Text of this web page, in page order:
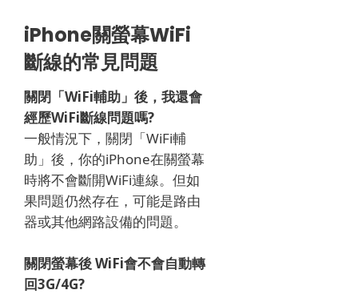
iPhone關螢幕WiFi
斷線的常見問題
關閉「WiFi輔助」後，我還會
經歷WiFi斷線問題嗎?
一般情況下，關閉「WiFi輔
助」後，你的iPhone在關螢幕
時將不會斷開WiFi連線。但如
果問題仍然存在，可能是路由
器或其他網路設備的問題。
關閉螢幕後 WiFi會不會自動轉
回3G/4G?